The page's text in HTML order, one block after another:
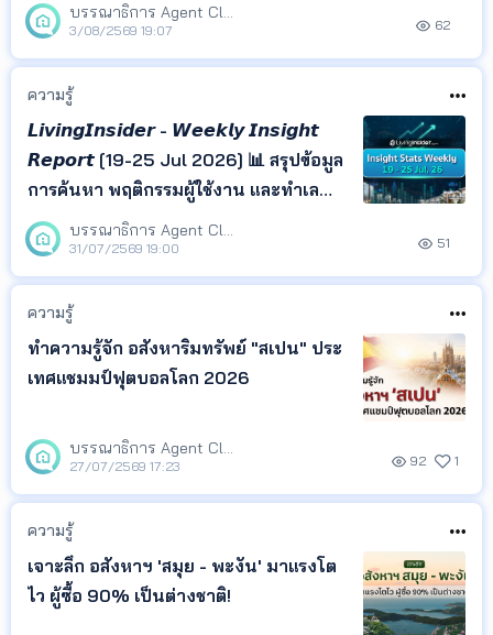
บรรณาธิการ Agent Club
3/08/2569 19:07 62
ความรู้
𝙇𝙞𝙫𝙞𝙣𝙜𝙄𝙣𝙨𝙞𝙙𝙚𝙧 - 𝙒𝙚𝙚𝙠𝙡𝙮 𝙄𝙣𝙨𝙞𝙜𝙝𝙩
𝙍𝙚𝙥𝙤𝙧𝙩 [19-25 Jul 2026] 📊 สรุปข้อมูล
การค้นหา พฤติกรรมผู้ใช้งาน และทำเล
ยอดนิยม จาก LivingInsider พร้อม
Insight ที่สะท้อนความสนใจของผู้ค้นหา
เพื่อช่วยให้เจ้าของอสังหาฯ เอเจนต์ และ
นักลงทุน ติดตามทิศทางตลาด และนำ
ข้อมูลไปวางแผนกา
บรรณาธิการ Agent Club
31/07/2569 19:00 51
ความรู้
ทำความรู้จัก อสังหาริมทรัพย์ "สเปน" ประ
เทศแชมมป์ฟุตบอลโลก 2026
บรรณาธิการ Agent Club
27/07/2569 17:23 92 1
ความรู้
เจาะลึก อสังหาฯ 'สมุย - พะงัน' มาแรงโต
ไว ผู้ซื้อ 90% เป็นต่างชาติ!